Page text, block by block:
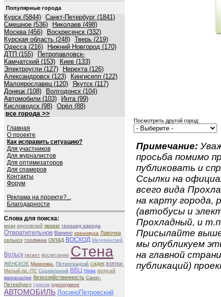
Популярные города
Курск (5844) Санкт-Петербург (1841)
Смешное (536)
Николаев (498)
Москва (456)
Воскресенск (332)
Курская область (248) Тверь (219)
Одесса (216)
Нижний Новгород (170)
ДТП (155)
Петропавловск-
Камчатский (153)
Киев (133)
Электроугли (127)
Нерехта (126)
Александровск (123)
Кингисепп (122)
Малоярославец (120) Якутск (117)
Донецк (108)
Волгодонск (104)
Автомобили (103)
Инта (99)
Кисловодск (98) Орёл (88)
все города >>
Главная
О проекте
Как исправить ситуацию?
Для участников
Для журналистов
Для оптимизаторов
Для спамеров
Контакты
Форум
Реклама на проекте?...
Благодарности
Слова для поиска:
мрак акуловский проект геноцид народа
Отвратительное Ванино хреновуха Лавочка
сельхоз торфянка склад ВОСХОД Мичуринский
Вольск гигант воспитание Стена
ЖЕНСКОЕ Макеевка. Петроградскй садик взятки.
Малый-пр.-ПС Социальный ВВЦ Нива попугай
вакханалии безхозяйственность Санкт-
Петербургу туризм однорукине
АВТОМОБИЛЬ ЛосиноПетровский
Посмотреть другой город:
Примечание:
просьба помимо
публиковать и
Ссылки на
всего вида
на карту города,
(автобусы и
Прохладный, и
Присылайте
мы опубликуем
на главной
публикаций)